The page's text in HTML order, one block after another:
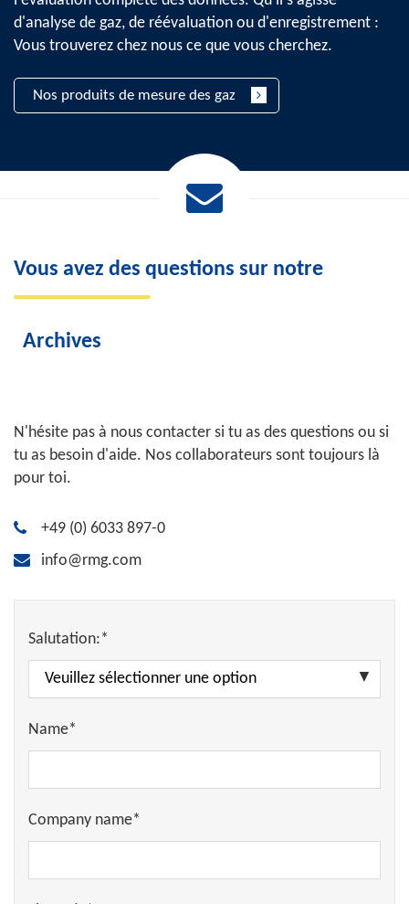
d'analyse de gaz, de réévaluation ou d'enregistrement :
Vous trouverez chez nous ce que vous cherchez.
Nos produits de mesure des gaz
Vous avez des questions sur notre
Archives
N'hésite pas à nous contacter si tu as des questions ou si
tu as besoin d'aide. Nos collaborateurs sont toujours là
pour toi.
+49 (0) 6033 897-0
info@rmg.com
Salutation:*
Name*
Company name*